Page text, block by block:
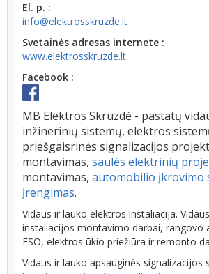
El. p. :
info@elektrosskruzde.lt
Svetainės adresas internete :
www.elektrosskruzde.lt
Facebook :
MB Elektros Skruzdė - pastatų
inžinerinių sistemų, elektros
priešgaisrinės signalizacijos
montavimas, saulės elektrinių
montavimas, automobilio įkrovimo
įrengimas.
Vidaus ir lauko elektros instaliacija.
instaliacijos montavimo darbai, rangovo
ESO, elektros ūkio priežiūra ir remonto
Vidaus ir lauko apsauginės signalizacijos